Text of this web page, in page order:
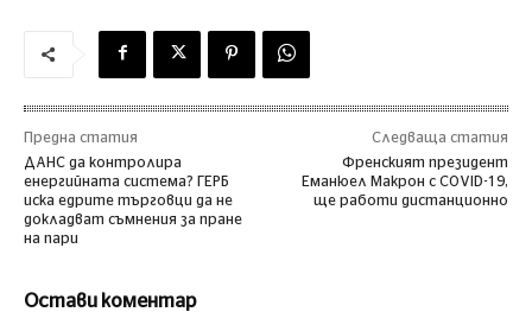
Предна статия
ДАНС да контролира
енергийната система? ГЕРБ
иска едрите търговци да не
докладват съмнения за пране
на пари
Следваща статия
Френският президент
Еманюел Макрон с COVID-19,
ще работи дистанционно
Остави коментар